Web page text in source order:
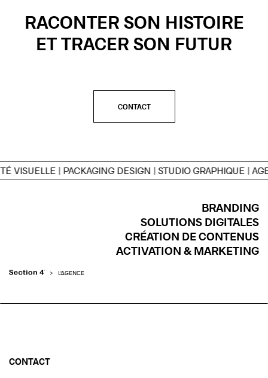
RACONTER SON HISTOIRE
ET TRACER SON FUTUR
CONTACT
DESIGN | STUDIO GRAPHIQUE | AGENCE
> L'AGENCE
BRANDING
SOLUTIONS DIGITALES
CRÉATION DE CONTENUS
ACTIVATION & MARKETING
CONTACT